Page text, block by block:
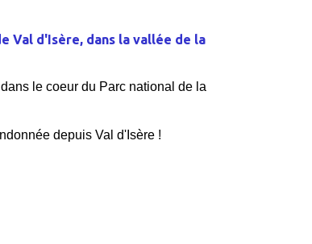
Val d'Isère, dans la vallée de la
le coeur du Parc national de la
depuis Val d'Isère !